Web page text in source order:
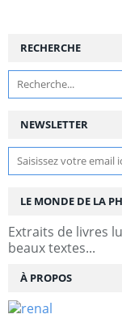
NEWSLETTER
RECHERCHE
LE MONDE DE LA
Extraits de livres
beaux textes...
À PROPOS